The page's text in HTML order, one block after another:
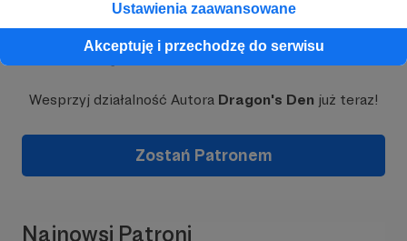
Ustawienia zaawansowane
Akceptuję i przechodzę do serwisu
wsparcie profesjonalistów – trenerów, mentorów,
ekonomistów, którzy rozwijali z nimi ich pomysły
biznesowe. Niestety sporadyczność i losowość
konkursów grantowych nie pozwala na stworzenie
stałego, regularnego systemu wsparcia
młodzieży, który po latach doświadczeń uważamy
za najbardziej skuteczny. Dlatego teżpo latach
zebranych doświadczeń, z fantastycznym
programem wspierania młodzieży, pasją do
patronów i stworzyć konto na platformie
Dołącz do grona Patronów!
Wesprzyj działalność Autora Dragon's Den już teraz!
Zostań Patronem
Najnowsi Patroni